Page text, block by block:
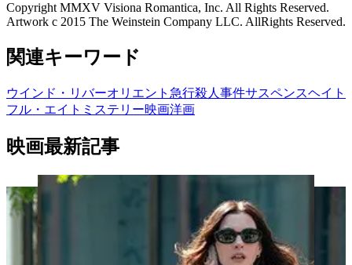
Copyright MMXV Visiona Romantica, Inc. All Rights Reserved.
Artwork c 2015 The Weinstein Company LLC. AllRights Reserved.
関連キーワード
ウインド・リバーオリエント急行殺人事件サスペンスヘイト
フル・エイト ミステリー映画洋画
映画最新記事